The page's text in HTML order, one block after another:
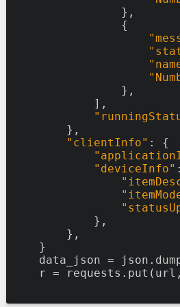
},
{
},
],
},
"clientInfo" :
{
"deviceInfo" :
},
},
}
data_json =
r = requests.put(url,